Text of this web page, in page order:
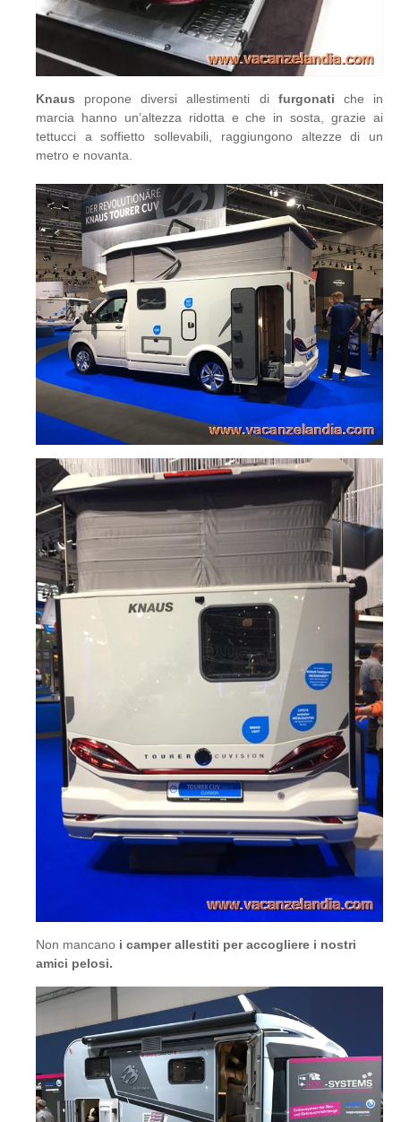
Knaus propone diversi allestimenti di furgonati che in
marcia hanno un’altezza ridotta e che in sosta, grazie ai
tettucci a soffietto sollevabili, raggiungono altezze di un
metro e novanta.
Non mancano i camper allestiti per accogliere i nostri
amici pelosi.